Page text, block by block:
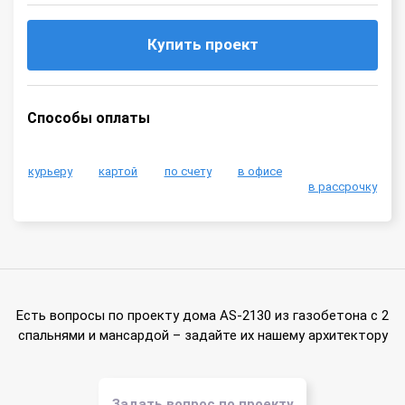
Купить проект
Способы оплаты
курьеру картой по счету
в офисе
в рассрочку
Есть вопросы по проекту дома AS-2130 из газобетона с 2
спальнями и мансардой – задайте их нашему архитектору